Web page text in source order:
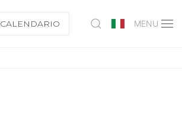
CALENDARIO MENU